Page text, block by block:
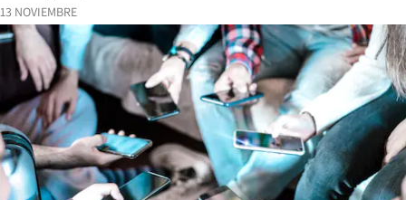
13 NOVIEMBRE